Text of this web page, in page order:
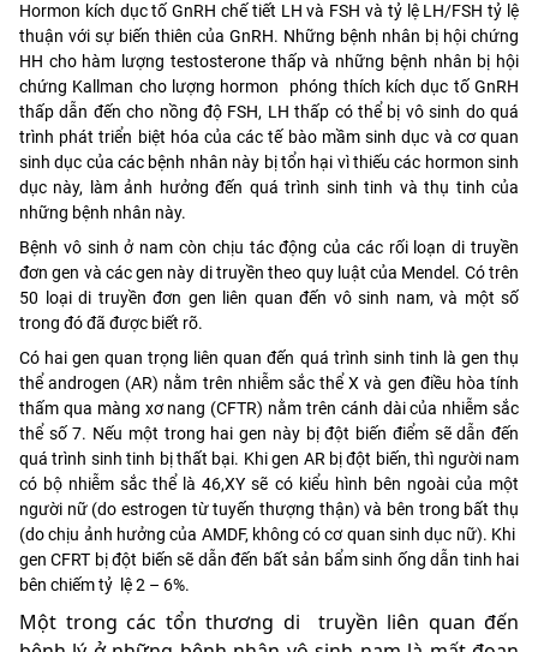
Hormon kích dục tố GnRH chế tiết LH và FSH và tỷ lệ LH/FSH tỷ lệ
thuận với sự biến thiên của GnRH. Những bệnh nhân bị hội chứng
HH cho hàm lượng testosterone thấp và những bệnh nhân bị hội
chứng Kallman cho lượng hormon phóng thích kích dục tố GnRH
thấp dẫn đến cho nồng độ FSH, LH thấp có thể bị vô sinh do quá
trình phát triển biệt hóa của các tế bào mầm sinh dục và cơ quan
sinh dục của các bệnh nhân này bị tổn hại vì thiếu các hormon sinh
dục này, làm ảnh hưởng đến quá trình sinh tinh và thụ tinh của
những bệnh nhân này.
Bệnh vô sinh ở nam còn chịu tác động của các rối loạn di truyền
đơn gen và các gen này di truyền theo quy luật của Mendel. Có trên
50 loại di truyền đơn gen liên quan đến vô sinh nam, và một số
trong đó đã được biết rõ.
Có hai gen quan trọng liên quan đến quá trình sinh tinh là gen thụ
thể androgen (AR) nằm trên nhiễm sắc thể X và gen điều hòa tính
thấm qua màng xơ nang (CFTR) nằm trên cánh dài của nhiễm sắc
thể số 7. Nếu một trong hai gen này bị đột biến điểm sẽ dẫn đến
quá trình sinh tinh bị thất bại. Khi gen AR bị đột biến, thì người nam
có bộ nhiễm sắc thể là 46,XY sẽ có kiểu hình bên ngoài của một
người nữ (do estrogen từ tuyến thượng thận) và bên trong bất thụ
(do chịu ảnh hưởng của AMDF, không có cơ quan sinh dục nữ). Khi
gen CFRT bị đột biến sẽ dẫn đến bất sản bẩm sinh ống dẫn tinh hai
bên chiếm tỷ lệ 2 – 6%.
Một trong các tổn thương di truyền liên quan đến